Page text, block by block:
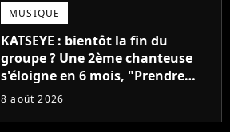
MUSIQUE
KATSEYE : bientôt la fin du
groupe ? Une 2ème chanteuse
s'éloigne en 6 mois, "Prendre
cette décision n’a pas été facile"
8 août 2026